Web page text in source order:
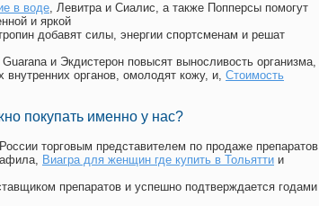
в воде, Левитра и Сиалис, а также Попперсы помогут
и яркой
добавят силы, энергии спортсменам и решат
и Экдистерон повысят выносливость организма,
внутренних органов, омолодят кожу, и, Стоимость
покупать именно у нас?
торговым представителем по продаже препаратов
, Виагра для женщин где купить в Тольятти и
препаратов и успешно подтверждается годами